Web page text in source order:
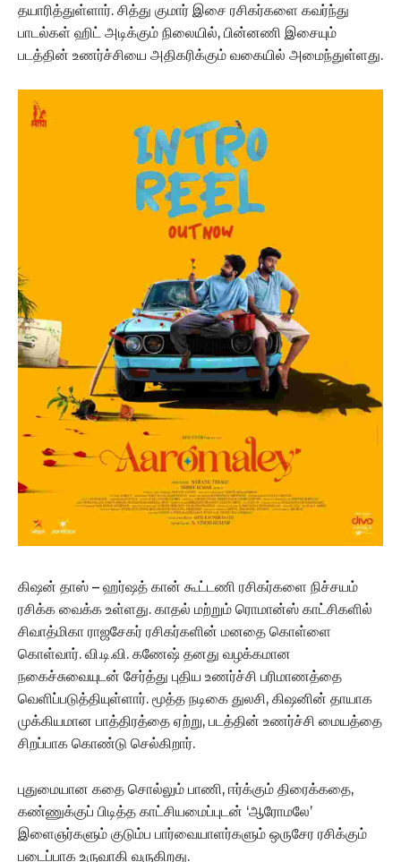
தயாரித்துள்ளார். சித்து குமார் இசை ரசிகர்களை கவர்ந்து
பாடல்கள் ஹிட் அடிக்கும் நிலையில், பின்னணி இசையும்
படத்தின் உணர்ச்சியை அதிகரிக்கும் வகையில் அமைந்துள்ளது.
கிஷன் தாஸ் – ஹர்ஷத் கான் கூட்டணி ரசிகர்களை நிச்சயம்
ரசிக்க வைக்க உள்ளது. காதல் மற்றும் ரொமான்ஸ் காட்சிகளில்
சிவாத்மிகா ராஜசேகர் ரசிகர்களின் மனதை கொள்ளை
கொள்வார். வி.டி.வி. கணேஷ் தனது வழக்கமான
நகைச்சுவையுடன் சேர்த்து புதிய உணர்ச்சி பரிமாணத்தை
வெளிப்படுத்தியுள்ளார். மூத்த நடிகை துலசி, கிஷனின் தாயாக
முக்கியமான பாத்திரத்தை ஏற்று, படத்தின் உணர்ச்சி மையத்தை
சிறப்பாக கொண்டு செல்கிறார்.
புதுமையான கதை சொல்லும் பாணி, ஈர்க்கும் திரைக்கதை,
கண்ணுக்குப் பிடித்த காட்சியமைப்புடன் ‘ஆரோமலே’
இளைஞர்களும் குடும்ப பார்வையாளர்களும் ஒருசேர ரசிக்கும்
படைப்பாக உருவாகி வருகிறது.